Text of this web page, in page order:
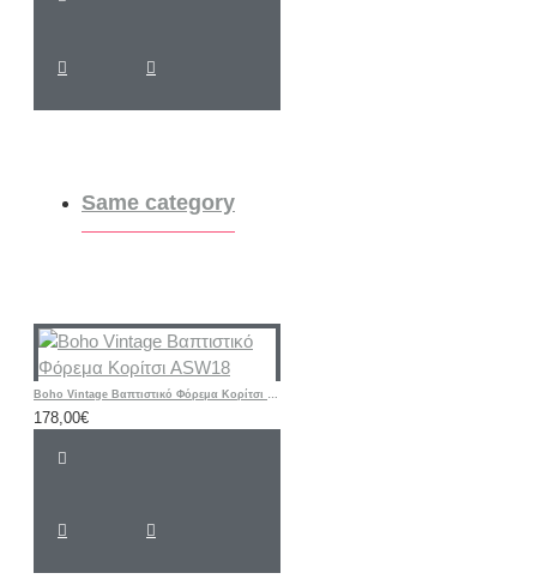
Same category
Boho Vintage Βαπτιστικό Φόρεμα Κορίτσι ASW18
178,00€